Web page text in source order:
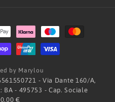
Metodi
di
pagamento
by Marylou
- Via Dante 160/A,
BA - 495753 - Cap. Sociale
€